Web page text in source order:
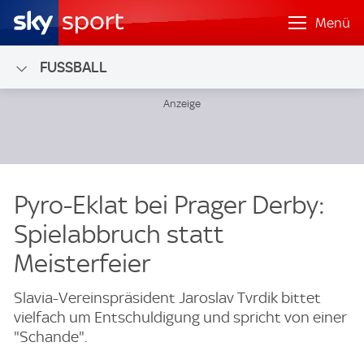
Menü
FUSSBALL
Pyro-Eklat bei Prager Derby:
Spielabbruch statt
Meisterfeier
Slavia-Vereinspräsident Jaroslav Tvrdik bittet
vielfach um Entschuldigung und spricht von einer
"Schande".